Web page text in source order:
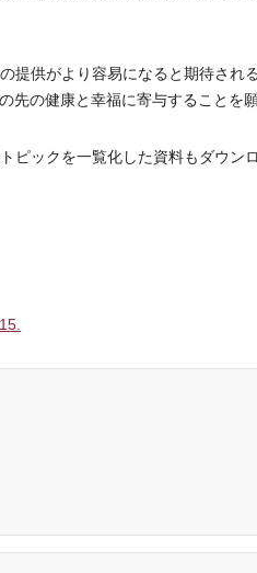
提供がより容易になると期待され
の健康と幸福に寄与することを願
ピックを一覧化した資料もダウン